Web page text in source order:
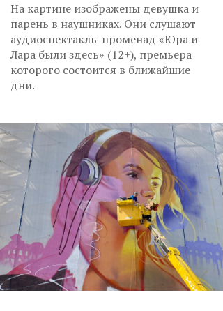
На картине изображены девушка и
парень в наушниках. Они слушают
аудиоспектакль-променад «Юра и
Лара были здесь» (12+), премьера
которого состоится в ближайшие
дни.